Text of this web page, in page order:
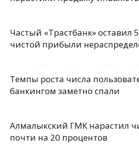
Частый «Трастбанк» оставил
чистой прибыли
Темпы роста числа
банкингом заметно спали
Алмалыкский ГМК нарастил
почти на 20 процентов